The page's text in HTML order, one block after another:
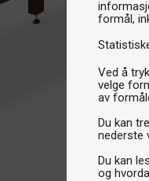
formål,
Ved å
velge
av
Du kan
nederste
Du kan
og